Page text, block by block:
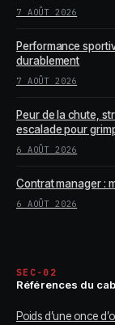
7 AOÛT 2026
Performance
durablement
7 AOÛT 2026
Peur de la chute,
escalade pour
6 AOÛT 2026
Contrat manager :
6 AOÛT 2026
SEC-02
Références du
Poids d’une once